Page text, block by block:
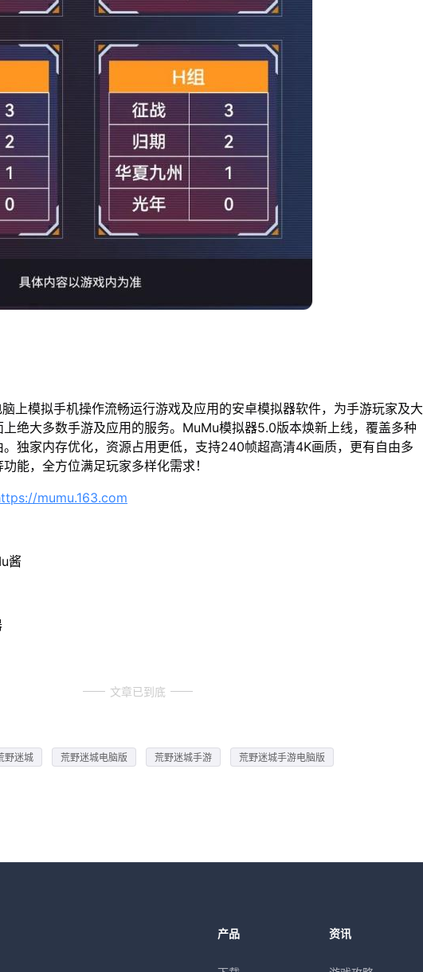
上模拟手机操作流畅运行游戏及应用的安卓模拟器软件，为手游玩家及大
绝大多数手游及应用的服务。MuMu模拟器5.0版本焕新上线，覆盖多种
独家内存优化，资源占用更低，支持240帧超高清4K画质，更有自由多
能，全方位满足玩家多样化需求！
mumu.163.com
酱
文章已到底
野迷城 荒野迷城电脑版 荒野迷城手游 荒野迷城手游电脑版
产品 资讯